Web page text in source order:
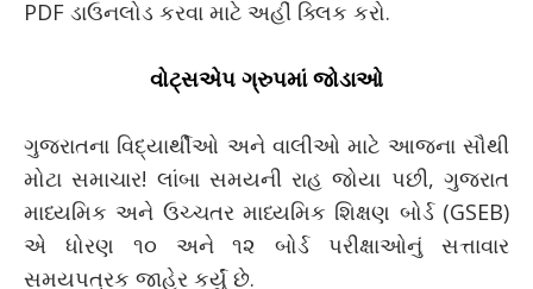
PDF ડાઉનલોડ કરવા માટે અહીં ક્લિક કરો.
વોટ્સએપ ગ્રુપમાં જોડાઓ
ગુજરાતના વિદ્યાર્થીઓ અને વાલીઓ માટે આજના સૌથી
મોટા સમાચાર! લાંબા સમયની રાહ જોયા પછી, ગુજરાત
માધ્યમિક અને ઉચ્ચતર માધ્યમિક શિક્ષણ બોર્ડ (GSEB)
એ ધોરણ ૧૦ અને ૧૨ બોર્ડ પરીક્ષાઓનું સત્તાવાર
સમયપત્રક જાહેર કર્યું છે.